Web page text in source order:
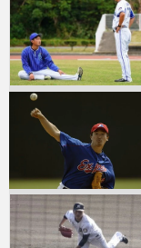
ル
テ
ィ
ー
バ